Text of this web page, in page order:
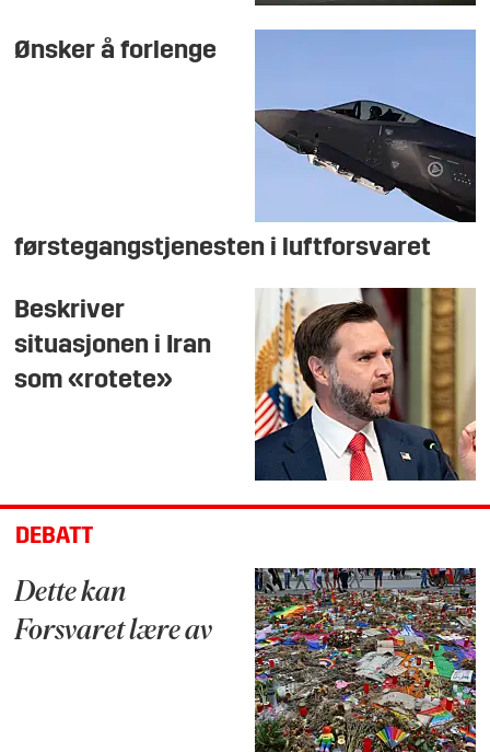
Ønsker å forlenge
førstegangstjenesten i luftforsvaret
Beskriver
situasjonen i Iran
som «rotete»
DEBATT
Dette kan
Forsvaret lære av